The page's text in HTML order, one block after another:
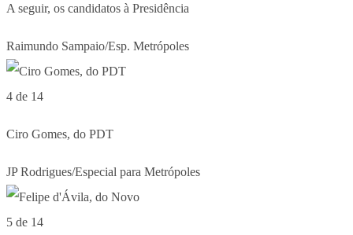
A seguir, os candidatos à Presidência
Raimundo Sampaio/Esp. Metrópoles
4 de 14
Ciro Gomes, do PDT
JP Rodrigues/Especial para Metrópoles
5 de 14